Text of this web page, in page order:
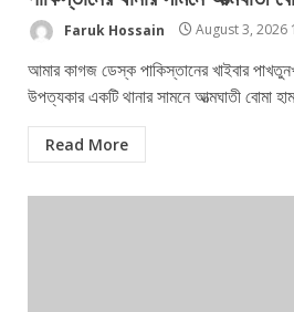
Faruk Hossain August 3, 2026
আমার কাগজ ডেস্ক পাকিস্তানের খাইবার
উপত্যকার একটি থানার সামনে আত্মঘাতী বোমা
Read More